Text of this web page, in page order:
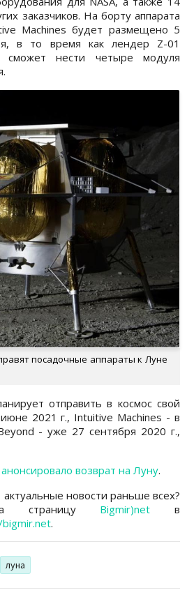
заказчиков. На борту аппарата
Machines будет размещено 5
в то время как лендер Z-01
нести четыре модуля
посадочные аппараты к Луне
отправить в космос свой
2021 г., Intuitive Machines - в
- уже 27 сентября 2020 г.,
анонсировало возврат на Луну.
новости раньше всех?
на страницу Bigmir)net в
.
луна